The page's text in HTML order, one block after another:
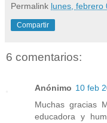
Permalink lunes, febrero
Compartir
6 comentarios:
Anónimo 10 feb
Muchas gracias
educadora y